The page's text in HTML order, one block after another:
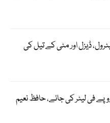
ڈیزل اور مٹی کے تیل کی
کی قیمت 228 روپے فی لیٹر کی جائے، حافظ نعیم